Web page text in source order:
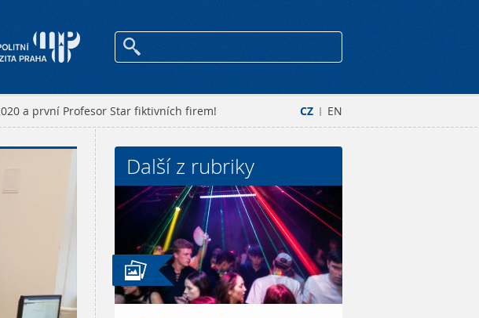
CZ | EN
a první Profesor Star fiktivních firem!
Další z rubriky